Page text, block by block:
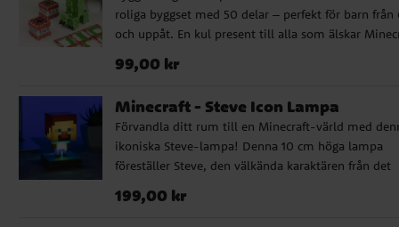
Byggs enkelt utan sax eller lim ✔️ Innehåller 4
och tydliga instruktioner ✔️ Grisen blir 16 cm hög
nickar på huvudet när du sparar ✔️ Officiellt
roliga byggset med 50 delar – perfekt för barn från
och uppåt. En kul present till alla som älskar
blocken ca 6 cm stora. Det tar ungefär 30 minuter
Pris :99,00 kr
99,00 kr
Minecraft - Steve Icon Lampa
Förvandla ditt rum till en Minecraft-värld med
ikoniska Steve-lampa! Denna 10 cm höga lampa
föreställer Steve, den välkända karaktären från det
och kompakta storlek är den ett perfekt tillskott till
Pris: 199,00 kr
199,00 kr